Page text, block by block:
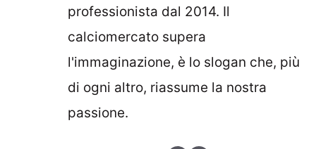
professionista dal 2014. Il
calciomercato supera
l'immaginazione, è lo slogan che, più
di ogni altro, riassume la nostra
passione.